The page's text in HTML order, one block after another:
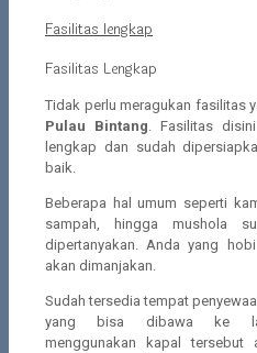
Fasilitas lengkap
Fasilitas Lengkap
Tidak perlu meragukan fasilitas
Pulau Bintang. Fasilitas
lengkap dan sudah
baik.
Beberapa hal umum seperti
sampah, hingga mushola
dipertanyakan. Anda yang
akan dimanjakan.
Sudah tersedia tempat
yang bisa dibawa ke
menggunakan kapal tersebut